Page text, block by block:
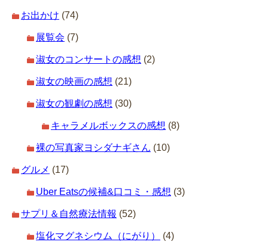
お出かけ (74)
展覧会 (7)
淑女のコンサートの感想 (2)
淑女の映画の感想 (21)
淑女の観劇の感想 (30)
キャラメルボックスの感想 (8)
裸の写真家ヨシダナギさん (10)
グルメ (17)
Uber Eatsの候補&口コミ・感想 (3)
サプリ＆自然療法情報 (52)
塩化マグネシウム（にがり） (4)